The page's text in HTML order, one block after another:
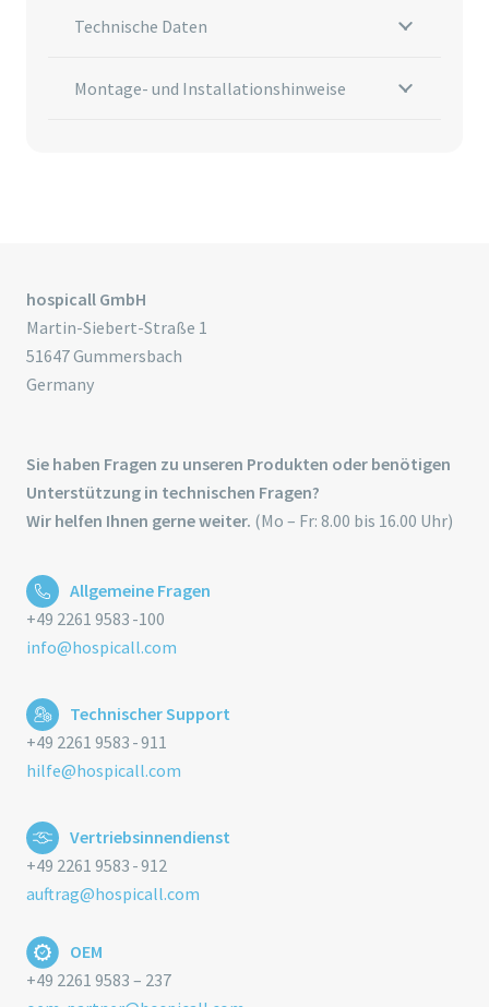
Technische Daten
Montage- und Installationshinweise
hospicall GmbH
Martin-Siebert-Straße 1
51647 Gummersbach
Germany
Sie haben Fragen zu unseren Produkten oder benötigen
Unterstützung in technischen Fragen?
Wir helfen Ihnen gerne weiter. (Mo – Fr: 8.00 bis 16.00 Uhr)
Allgemeine Fragen
+49 2261 9583 -100
info@hospicall.com
Technischer Support
+49 2261 9583 - 911
hilfe@hospicall.com
Vertriebsinnendienst
+49 2261 9583 - 912
auftrag@hospicall.com
OEM
+49 2261 9583 – 237